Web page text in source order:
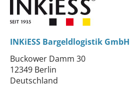
INKiESS Bargeldlogistik GmbH
Buckower Damm 30
12349 Berlin
Deutschland